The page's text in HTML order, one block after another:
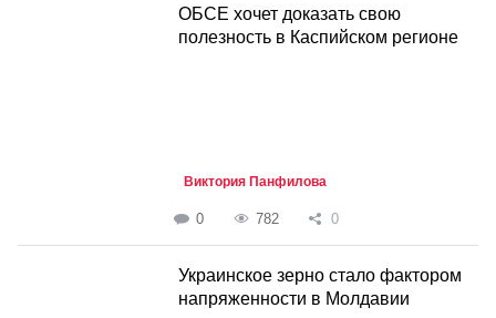
ОБСЕ хочет доказать свою
полезность в Каспийском регионе
Виктория Панфилова
0 782 0
Украинское зерно стало фактором
напряженности в Молдавии